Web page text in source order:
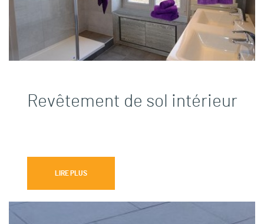
Revêtement de sol intérieur
LIRE PLUS